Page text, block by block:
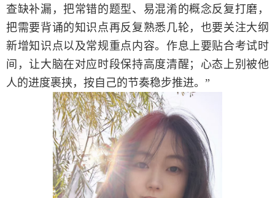
查缺补漏，把常错的题型、易混淆的概念反复打磨，
把需要背诵的知识点再反复熟悉几轮，也要关注大纲
新增知识点以及常规重点内容。作息上要贴合考试时
间，让大脑在对应时段保持高度清醒；心态上别被他
人的进度裹挟，按自己的节奏稳步推进。”